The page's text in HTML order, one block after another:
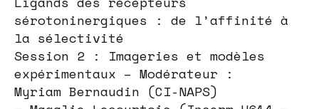
sérotoninergiques : de l’affinité à
la sélectivité
Session 2 : Imageries et modèles
expérimentaux – Modérateur :
Myriam Bernaudin (CI-NAPS)